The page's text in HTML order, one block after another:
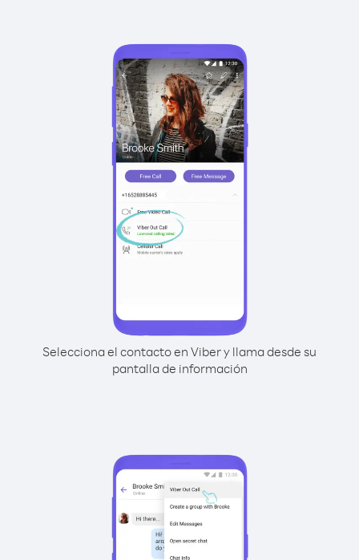
Selecciona el contacto en Viber y llama desde su
pantalla de información